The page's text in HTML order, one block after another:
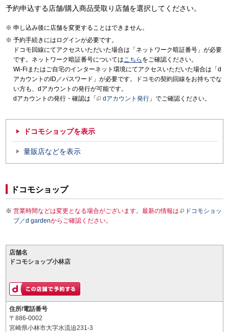
予約申込する店舗/購入商品受取り店舗を選択してください。
申し込み後に店舗を変更することはできません。
予約手続きにはログインが必要です。
ドコモ回線にてアクセスいただいた場合は「ネットワーク暗証番号」が必要
です。ネットワーク暗証番号についてはこちら をご確認ください。
Wi-Fiまたはご自宅のインターネット環境にてアクセスいただいた場合は「d
アカウントのID／パスワード」が必要です。ドコモの契約回線をお持ちでな
い方も、dアカウントの発行が可能です。
dアカウントの発行・確認は「
dアカウント発行 」でご確認ください。
ドコモショップを表示
量販店などを表示
ドコモショップ
営業時間などは変更となる場合がございます。最新の情報は
ドコモショッ
プ／d gardenからご確認ください。
店舗名
ドコモショップ小林店
住所/電話番号
〒886-0002
宮崎県小林市大字水流迫231-3